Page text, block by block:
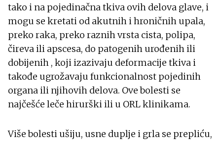
tako i na pojedinačna tkiva ovih delova glave, i
mogu se kretati od akutnih i hroničnih upala,
preko raka, preko raznih vrsta cista, polipa,
čireva ili apscesa, do patogenih urođenih ili
dobijenih , koji izazivaju deformacije tkiva i
takođe ugrožavaju funkcionalnost pojedinih
organa ili njihovih delova. Ove bolesti se
najčešće leče hirurški ili u ORL klinikama.
Više bolesti ušiju, usne duplje i grla se prepliću,